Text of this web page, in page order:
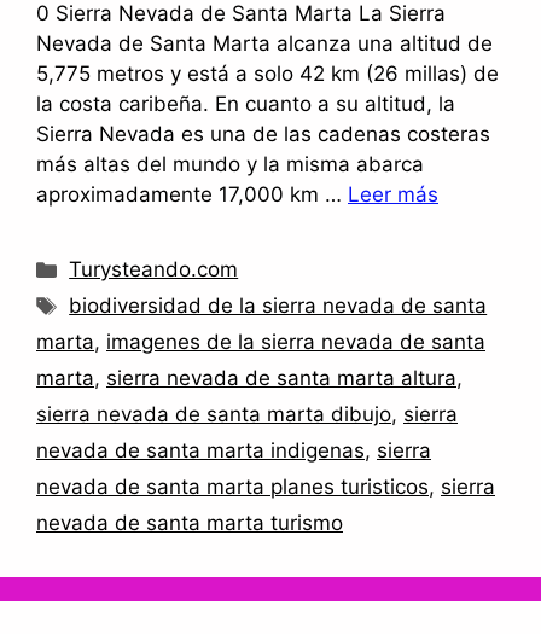
0 Sierra Nevada de Santa Marta La Sierra
Nevada de Santa Marta alcanza una altitud de
5,775 metros y está a solo 42 km (26 millas) de
la costa caribeña. En cuanto a su altitud, la
Sierra Nevada es una de las cadenas costeras
más altas del mundo y la misma abarca
aproximadamente 17,000 km … Leer más
Categorías
Turysteando.com
Etiquetas
biodiversidad de la sierra nevada de santa
marta, imagenes de la sierra nevada de santa
marta, sierra nevada de santa marta altura,
sierra nevada de santa marta dibujo, sierra
nevada de santa marta indigenas, sierra
nevada de santa marta planes turisticos, sierra
nevada de santa marta turismo